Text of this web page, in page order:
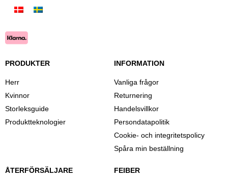
PRODUKTER
Herr
Kvinnor
Storleksguide
Produktteknologier
INFORMATION
Vanliga frågor
Returnering
Handelsvillkor
Persondatapolitik
Cookie- och integritetspolicy
Spåra min beställning
ÅTERFÖRSÄLJARE FEIBER